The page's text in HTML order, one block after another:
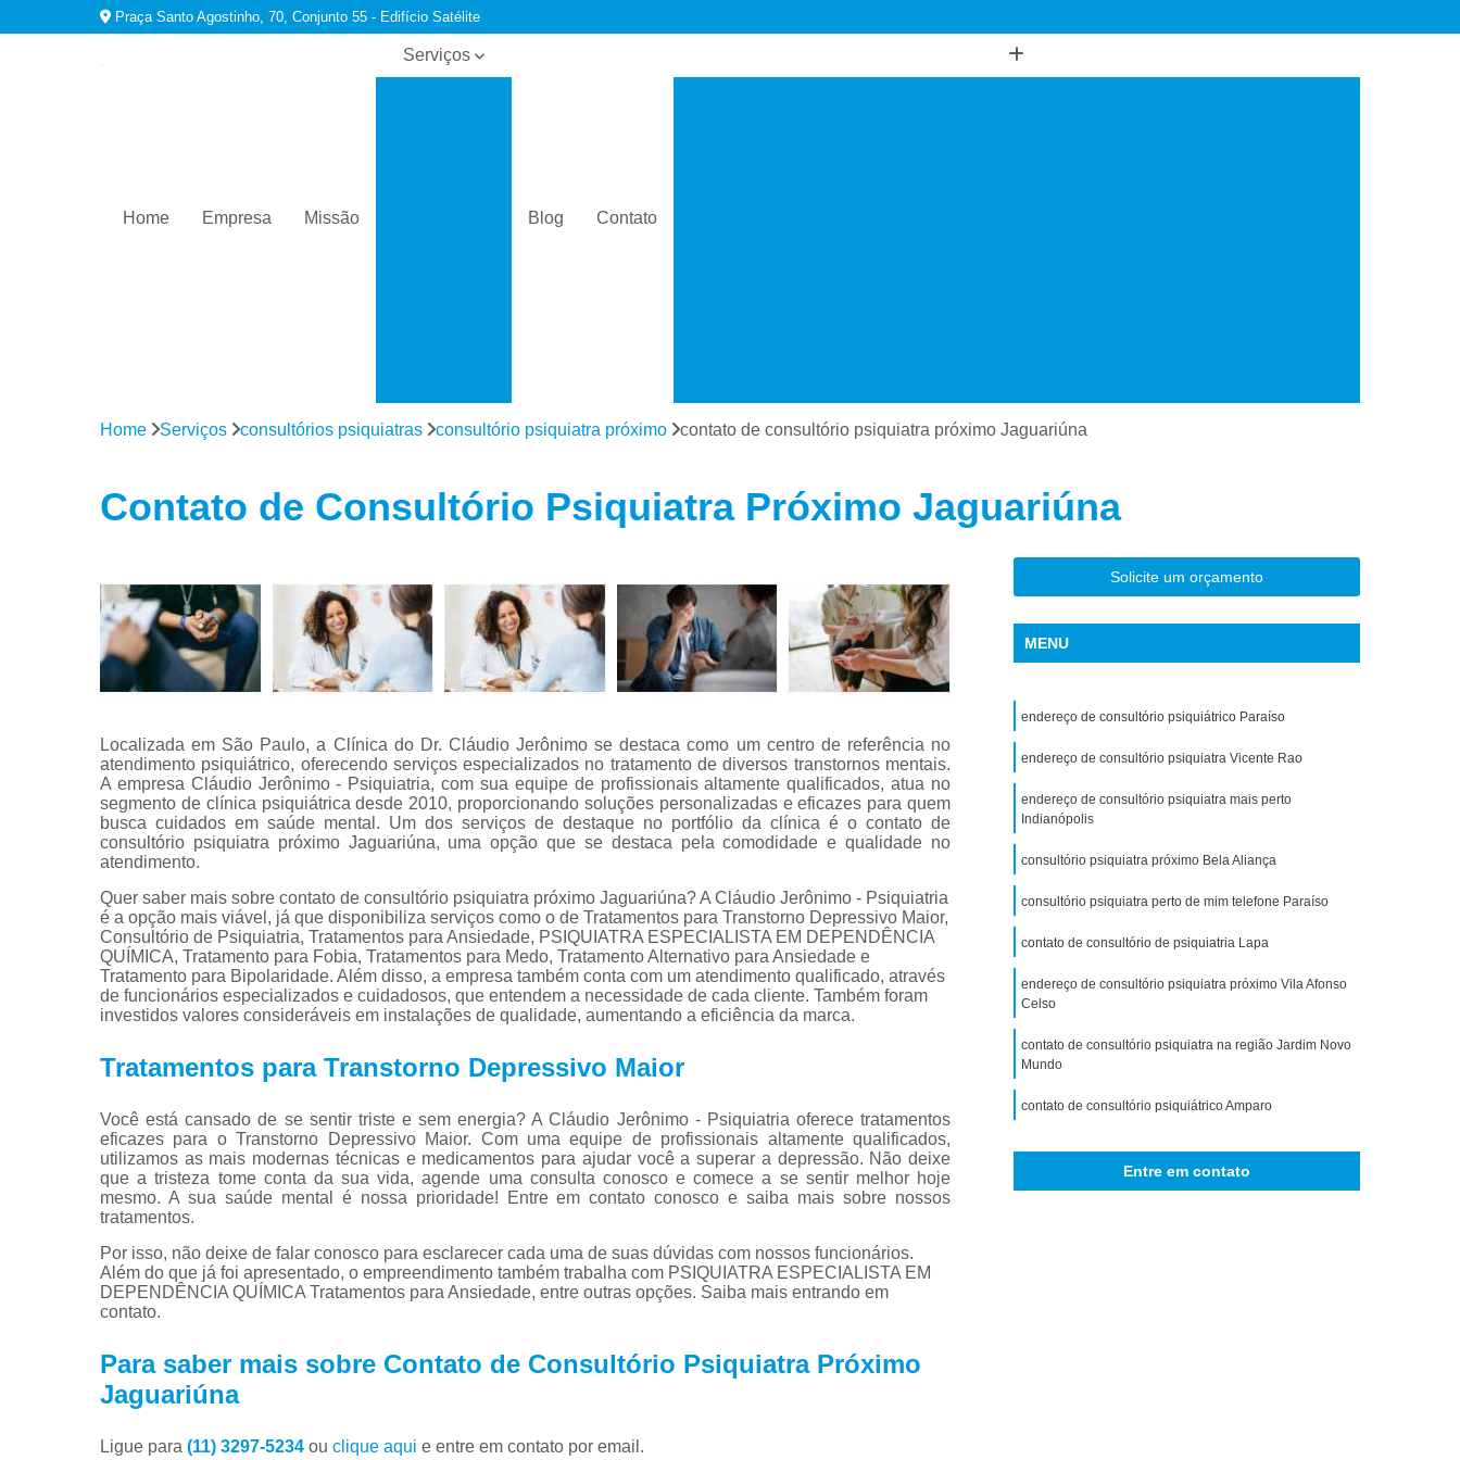
Praça Santo Agostinho, 70, Conjunto 55 - Edifício Satélite
Home Empresa Missão
Serviços
dependência
Tratamentos
Tratamentos
para insônia
Tratamentos
para
transtorno
bipolar
para
transtorno de
estresse
Tratamentos
para
Blog Contato
Especialista em Transtorno de Uso de Cocaína
Especialista em Transtorno de Uso de Drogas Sintéticas
Especialista em Transtorno de Uso de álcool
Especialista em Transtorno de Uso de Maconha
Especialista em Transtorno de Uso de Metanfetamina
Especialista em Transtorno de Uso de Substância
Especialista em Transtorno de Uso de êxtase
Tratamento Alternativo para Ansiedade
Tratamento Crise de Ansiedade
Tratamento da Ansiedade
Tratamento de Ansiedade
Tratamento para Ansiedade
Tratamento para Ansiedade e Depressão
Tratamento para Ansiedade Interior de São Paulo
Tratamento para Ansiedade São Paulo
Tratamento para Crise de Ansiedade
Tratamento para Transtorno de Ansiedade
Tratamento para Transtorno de Ansiedade Generalizada
Tratamento Psicológico para Ansiedade
Tratamento de Comorbidade em Dependência
Tratamento de Comorbidade em Dependência de Drogas
Tratamento de Comorbidade em Dependência de álcool
Tratamento de Comorbidade Psiquiátrica
Tratamento para Comorbidade Drogadicta
Tratamento para Comorbidade em Dependência de Drogas
Tratamento para Comorbidade em Dependência Drogas Sintéticas
Home Serviços consultórios psiquiatras consultório psiquiatra próximo contato de consultório psiquiatra próximo Jaguariúna
Contato de Consultório Psiquiatra Próximo Jaguariúna
Localizada em São Paulo, a Clínica do Dr. Cláudio Jerônimo se destaca como um centro de referência no
atendimento psiquiátrico, oferecendo serviços especializados no tratamento de diversos transtornos mentais.
A empresa Cláudio Jerônimo - Psiquiatria, com sua equipe de profissionais altamente qualificados, atua no
segmento de clínica psiquiátrica desde 2010, proporcionando soluções personalizadas e eficazes para quem
busca cuidados em saúde mental. Um dos serviços de destaque no portfólio da clínica é o contato de
consultório psiquiatra próximo Jaguariúna, uma opção que se destaca pela comodidade e qualidade no
atendimento.
Quer saber mais sobre contato de consultório psiquiatra próximo Jaguariúna? A Cláudio Jerônimo - Psiquiatria
é a opção mais viável, já que disponibiliza serviços como o de Tratamentos para Transtorno Depressivo Maior,
Consultório de Psiquiatria, Tratamentos para Ansiedade, PSIQUIATRA ESPECIALISTA EM DEPENDÊNCIA
QUÍMICA, Tratamento para Fobia, Tratamentos para Medo, Tratamento Alternativo para Ansiedade e
Tratamento para Bipolaridade. Além disso, a empresa também conta com um atendimento qualificado, através
de funcionários especializados e cuidadosos, que entendem a necessidade de cada cliente. Também foram
investidos valores consideráveis em instalações de qualidade, aumentando a eficiência da marca.
Tratamentos para Transtorno Depressivo Maior
Você está cansado de se sentir triste e sem energia? A Cláudio Jerônimo - Psiquiatria oferece tratamentos
eficazes para o Transtorno Depressivo Maior. Com uma equipe de profissionais altamente qualificados,
utilizamos as mais modernas técnicas e medicamentos para ajudar você a superar a depressão. Não deixe
que a tristeza tome conta da sua vida, agende uma consulta conosco e comece a se sentir melhor hoje
mesmo. A sua saúde mental é nossa prioridade! Entre em contato conosco e saiba mais sobre nossos
tratamentos.
Por isso, não deixe de falar conosco para esclarecer cada uma de suas dúvidas com nossos funcionários.
Além do que já foi apresentado, o empreendimento também trabalha com PSIQUIATRA ESPECIALISTA EM
DEPENDÊNCIA QUÍMICA Tratamentos para Ansiedade, entre outras opções. Saiba mais entrando em
contato.
Para saber mais sobre Contato de Consultório Psiquiatra Próximo
Jaguariúna
Ligue para (11) 3297-5234 ou clique aqui e entre em contato por email.
Solicite um orçamento
MENU
endereço de consultório psiquiátrico Paraíso
endereço de consultório psiquiatra Vicente Rao
endereço de consultório psiquiatra mais perto
Indianópolis
consultório psiquiatra próximo Bela Aliança
consultório psiquiatra perto de mim telefone Paraíso
contato de consultório de psiquiatria Lapa
endereço de consultório psiquiatra próximo Vila Afonso
Celso
contato de consultório psiquiatra na região Jardim Novo
Mundo
contato de consultório psiquiátrico Amparo
Entre em contato